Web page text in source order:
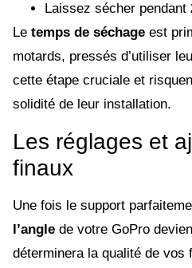
Laissez sécher pendant
Le temps de séchage est
motards, pressés d’utiliser
cette étape cruciale et
solidité de leur installation.
Les réglages et
finaux
Une fois le support
l’angle de votre GoPro
déterminera la qualité de vos